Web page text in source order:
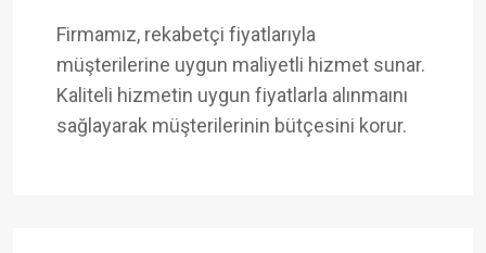
Firmamız, rekabetçi fiyatlarıyla
müşterilerine uygun maliyetli hizmet sunar.
Kaliteli hizmetin uygun fiyatlarla alınmaını
sağlayarak müşterilerinin bütçesini korur.